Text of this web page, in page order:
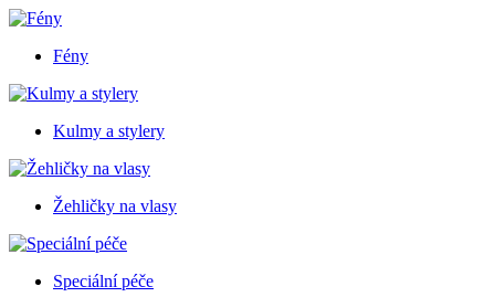
Fény
Kulmy a stylery
Žehličky na vlasy
Speciální péče